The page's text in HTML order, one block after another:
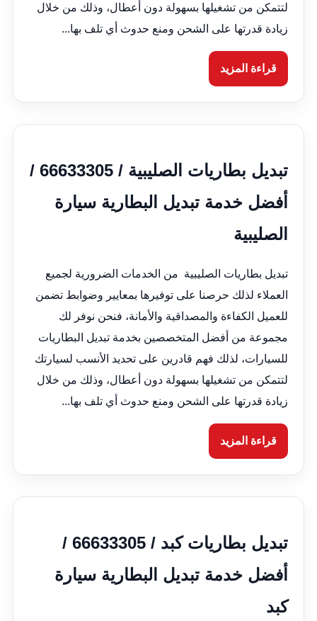
لتتمكن من تشغيلها بسهولة دون أعطال، وذلك من خلال
زيادة قدرتها على الشحن ومنع حدوث أي تلف بها...
قراءة المزيد
تبديل بطاريات الصليبية / 66633305 /
أفضل خدمة تبديل البطارية سيارة
الصليبية
تبديل بطاريات الصليبية من الخدمات الضرورية لجميع
العملاء لذلك حرصنا على توفيرها بمعايير وضوابط تضمن
للعميل الكفاءة والمصداقية والأمانة، فنحن نوفر لك
مجموعة من أفضل المتخصصين بخدمة تبديل البطاريات
للسيارات، لذلك فهم قادرين على تحديد الأنسب لسيارتك
لتتمكن من تشغيلها بسهولة دون أعطال، وذلك من خلال
زيادة قدرتها على الشحن ومنع حدوث أي تلف بها...
قراءة المزيد
تبديل بطاريات كبد / 66633305 /
أفضل خدمة تبديل البطارية سيارة
كبد